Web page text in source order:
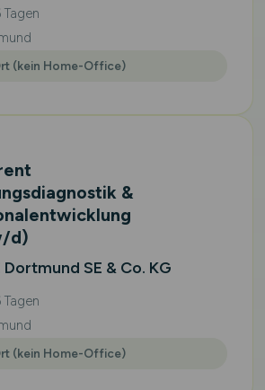
(kein Home-Office)
&
d)
Dortmund SE & Co. KG
(kein Home-Office)